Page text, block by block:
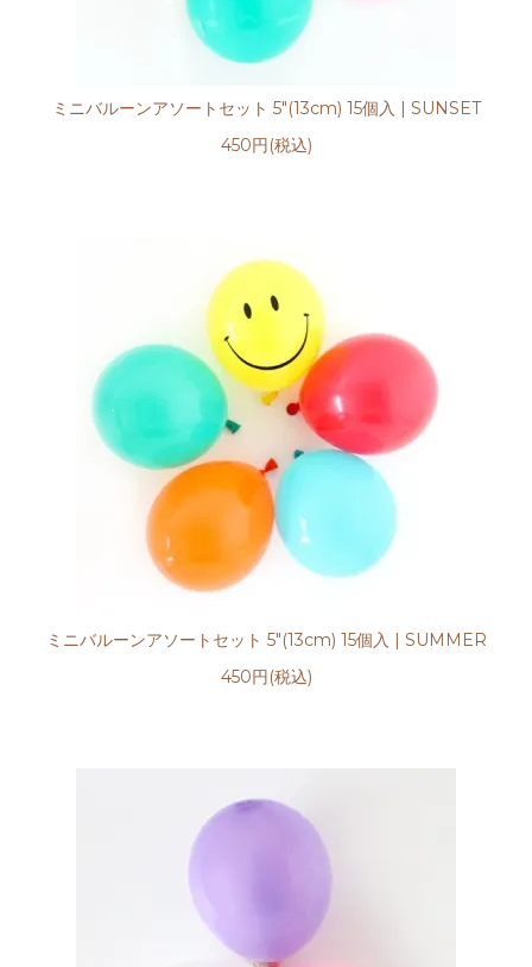
ミニバルーンアソートセット 5"(13cm) 15個入 | SUNSET
450円(税込)
ミニバルーンアソートセット 5"(13cm) 15個入 | SUMMER
450円(税込)